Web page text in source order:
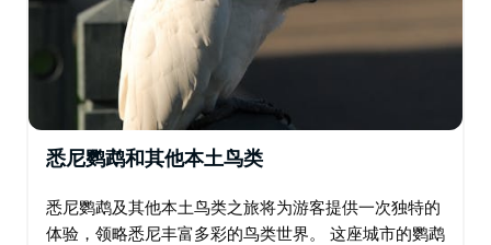
悉尼鹦鹉和其他本土鸟类
悉尼鹦鹉及其他本土鸟类之旅将为游客提供一次独特的
体验，领略悉尼丰富多彩的鸟类世界。 这座城市的鹦鹉